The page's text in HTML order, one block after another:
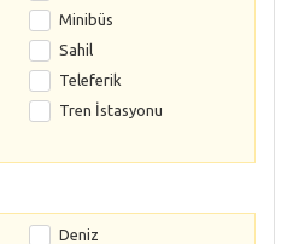
Minibüs
Sahil
Teleferik
Tren İstasyonu
Deniz